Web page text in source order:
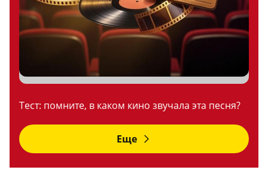
Тест: помните, в каком кино звучала эта песня?
Еще